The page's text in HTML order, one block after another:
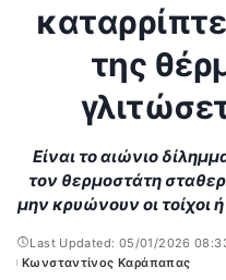
της
Είναι το αιώνιο
τον θερμοστάτη
μην κρυώνουν οι τοίχοι
Last Updated: 05/01/2026
Posted
Κωνσταντίνος Καράπαπας